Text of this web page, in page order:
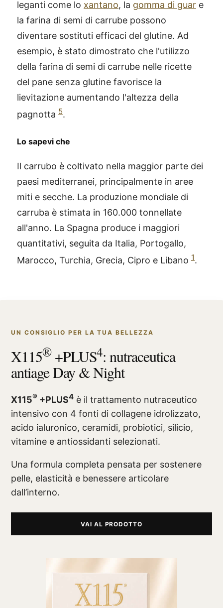
leganti come lo xantano, la gomma di guar e
la farina di semi di carrube possono
diventare sostituti efficaci del glutine. Ad
esempio, è stato dimostrato che l'utilizzo
della farina di semi di carrube nelle ricette
del pane senza glutine favorisce la
lievitazione aumentando l'altezza della
pagnotta 5.
Lo sapevi che
Il carrubo è coltivato nella maggior parte dei
paesi mediterranei, principalmente in aree
miti e secche. La produzione mondiale di
carruba è stimata in 160.000 tonnellate
all'anno. La Spagna produce i maggiori
quantitativi, seguita da Italia, Portogallo,
Marocco, Turchia, Grecia, Cipro e Libano 1.
UN CONSIGLIO PER LA TUA BELLEZZA
X115®+PLUS4: nutraceutica
antiage Day & Night
X115® +PLUS4 è il trattamento nutraceutico
intensivo con 4 fonti di collagene idrolizzato,
acido ialuronico, ceramidi, probiotici, silicio,
vitamine e antiossidanti selezionati.
Una formula completa pensata per sostenere
pelle, elasticità e benessere articolare
dall’interno.
VAI AL PRODOTTO